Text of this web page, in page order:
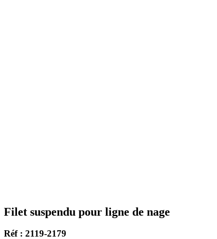
Filet suspendu pour ligne de nage
Réf : 2119-2179